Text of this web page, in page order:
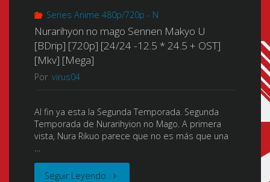
Series Anime 480p/720p - N
Nurarihyon no mago Sennen Makyo U
[BDrip] [720p] [24/24 -12.5 * 24.5 + OST]
[Mkv] [Mega]
Por virus04
Al fin ya esta la Segunda Temporada. Segunda
Temporada de Nurarihyion no Mago. A primera
vista, Nura Rikuo parece que no es más que una
…
Seguir Leyendo "Nurarihyon